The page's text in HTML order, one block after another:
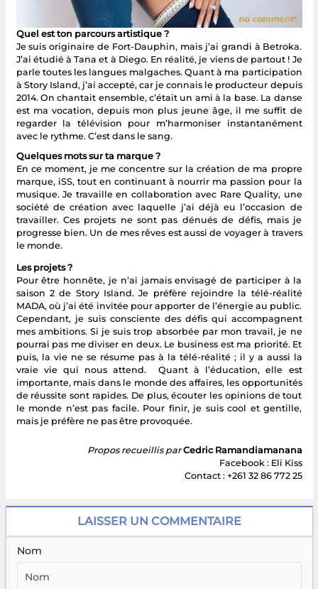
Quel est ton parcours artistique ?
Je suis originaire de Fort-Dauphin, mais j’ai grandi à Betroka.
J’ai étudié à Tana et à Diego. En réalité, je viens de partout ! Je
parle toutes les langues malgaches. Quant à ma participation
à Story Island, j’ai accepté, car je connais le producteur depuis
2014. On chantait ensemble, c’était un ami à la base. La danse
est ma vocation, depuis mon plus jeune âge, il me suffit de
regarder la télévision pour m’harmoniser instantanément
avec le rythme. C’est dans le sang.
Quelques mots sur ta marque ?
En ce moment, je me concentre sur la création de ma propre
marque, iSS, tout en continuant à nourrir ma passion pour la
musique. Je travaille en collaboration avec Rare Quality, une
société de création avec laquelle j’ai déjà eu l’occasion de
travailler. Ces projets ne sont pas dénués de défis, mais je
progresse bien. Un de mes rêves est aussi de voyager à travers
le monde.
Les projets ?
Pour être honnête, je n’ai jamais envisagé de participer à la
saison 2 de Story Island. Je préfère rejoindre la télé-réalité
MADA, où j’ai été invitée pour apporter de l’énergie au public.
Cependant, je suis consciente des défis qui accompagnent
mes ambitions. Si je suis trop absorbée par mon travail, je ne
pourrai pas me diviser en deux. Le business est ma priorité. Et
puis, la vie ne se résume pas à la télé-réalité ; il y a aussi la
vraie vie qui nous attend. Quant à l’éducation, elle est
importante, mais dans le monde des affaires, les opportunités
de réussite sont rapides. De plus, écouter les opinions de tout
le monde n’est pas facile. Pour finir, je suis cool et gentille,
mais je préfère ne pas être provoquée.
Propos recueillis par Cedric Ramandiamanana
Facebook : Eli Kiss
Contact : +261 32 86 772 25
LAISSER UN COMMENTAIRE
Nom